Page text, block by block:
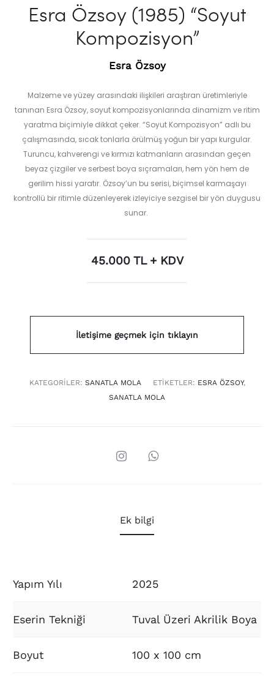
Esra Özsoy (1985) “Soyut
Kompozisyon”
Esra Özsoy
Malzeme ve yüzey arasındaki ilişkileri araştıran üretimleriyle
tanınan Esra Özsoy, soyut kompozisyonlarında dinamizm ve ritim
yaratma biçimiyle dikkat çeker. “Soyut Kompozisyon” adlı bu
çalışmasında, sıcak tonlarla örülmüş yoğun bir yapı kurgular.
Turuncu, kahverengi ve kırmızı katmanların arasından geçen
beyaz çizgiler ve serbest boya sıçramaları, hem yön hem de
gerilim hissi yaratır. Özsoy’un bu serisi, biçimsel karmaşayı
kontrollü bir ritimle düzenleyerek izleyiciye sezgisel bir yön duygusu
sunar.
45.000 TL + KDV
İletişime geçmek için tıklayın
KATEGORILER: SANATLA MOLA ETIKETLER: ESRA ÖZSOY,
SANATLA MOLA
Ek bilgi
Yapım Yılı 2025
Eserin Tekniği Tuval Üzeri Akrilik Boya
Boyut 100 x 100 cm